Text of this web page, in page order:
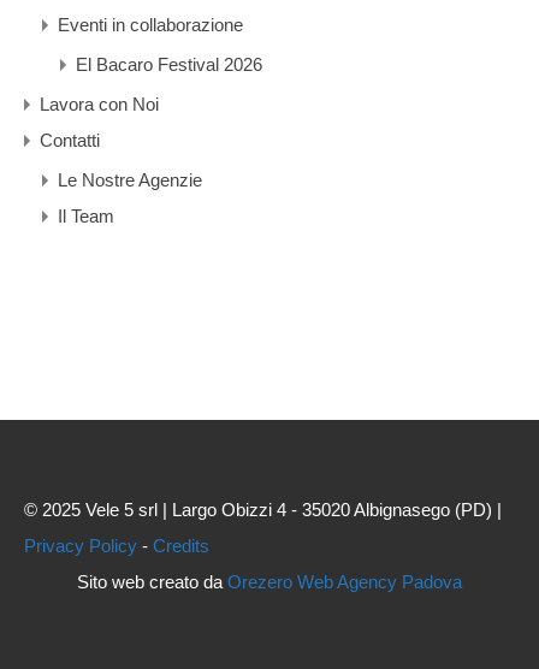
Eventi in collaborazione
El Bacaro Festival 2026
Lavora con Noi
Contatti
Le Nostre Agenzie
Il Team
© 2025 Vele 5 srl | Largo Obizzi 4 - 35020 Albignasego (PD) |
Privacy Policy - Credits
Sito web creato da Orezero Web Agency Padova